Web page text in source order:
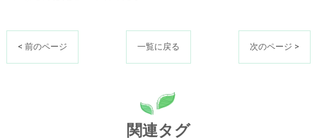
< 前のページ 一覧に戻る 次のページ >
関連タグ